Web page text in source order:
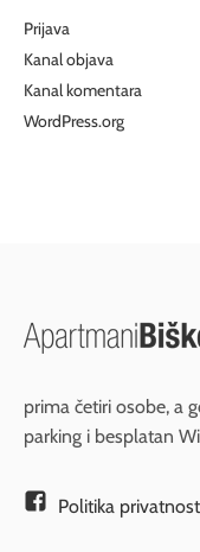
Prijava
Kanal objava
Kanal komentara
WordPress.org
prima četiri osobe, a
parking i besplatan
Politika